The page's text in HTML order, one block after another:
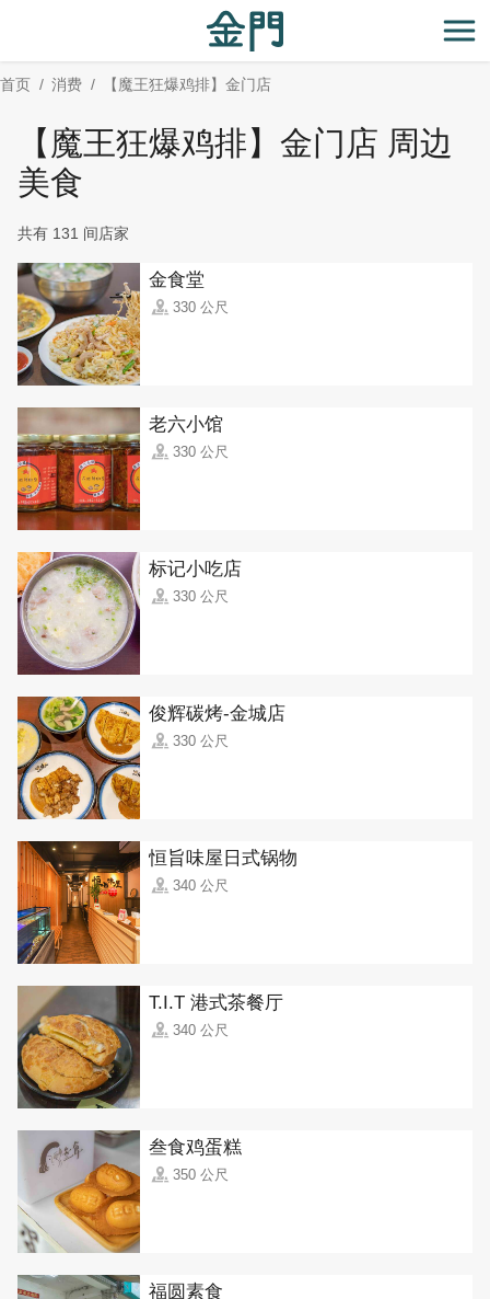
主
要
开
首页 消费 【魔王狂爆鸡排】金门店
【魔王狂爆鸡排】金门店 周边
美食
共有 131 间店家
金食堂
330 公尺
老六小馆
330 公尺
标记小吃店
330 公尺
俊辉碳烤-金城店
330 公尺
恒旨味屋日式锅物
340 公尺
T.I.T 港式茶餐厅
340 公尺
叁食鸡蛋糕
350 公尺
福圆素食